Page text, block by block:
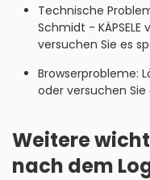
Technische
Schmidt -
versuchen Sie es
Browserprobleme:
oder versuchen
Weitere
nach dem